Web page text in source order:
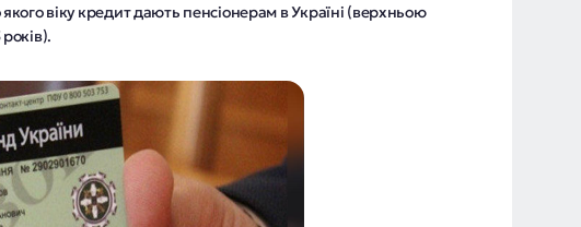
віку кредит дають пенсіонерам в Україні (верхньою